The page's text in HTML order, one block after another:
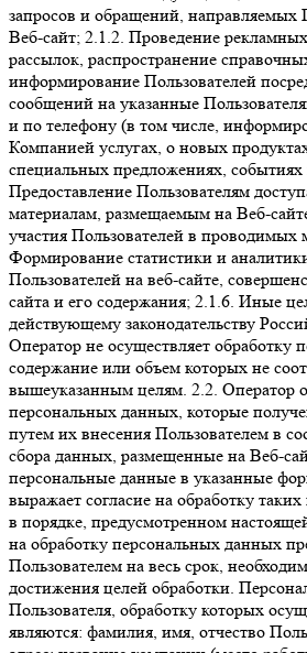
запросов и обращений, направляемых
Веб-сайт; 2.1.2. Проведение
рассылок, распространение
информирование Пользователей
сообщений на указанные
и по телефону (в том числе,
Компанией услугах, о новых
специальных предложениях,
Предоставление Пользователям
материалам, размещаемым на Веб-
участия Пользователей в проводимых
Формирование статистики и
Пользователей на веб-сайте,
сайта и его содержания; 2.1.6. Иные
действующему законодательству
Оператор не осуществляет обработку
содержание или объем которых не
вышеуказанным целям. 2.2. Оператор
персональных данных, которые
путем их внесения Пользователем в
сбора данных, размещенные на Веб-
персональные данные в указанные
выражает согласие на обработку
в порядке, предусмотренном
на обработку персональных данных
Пользователем на весь срок,
достижения целей обработки.
Пользователя, обработку которых
являются: фамилия, имя, отчество